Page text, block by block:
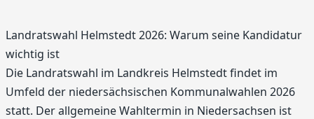
Landratswahl Helmstedt 2026: Warum seine Kandidatur
wichtig ist
Die Landratswahl im Landkreis Helmstedt findet im
Umfeld der niedersächsischen Kommunalwahlen 2026
statt. Der allgemeine Wahltermin in Niedersachsen ist